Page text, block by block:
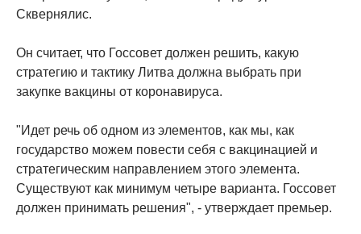
Сквернялис.
Он считает, что Госсовет должен решить, какую
стратегию и тактику Литва должна выбрать при
закупке вакцины от коронавируса.
"Идет речь об одном из элементов, как мы, как
государство можем повести себя с вакцинацией и
стратегическим направлением этого элемента.
Существуют как минимум четыре варианта. Госсовет
должен принимать решения", - утверждает премьер.